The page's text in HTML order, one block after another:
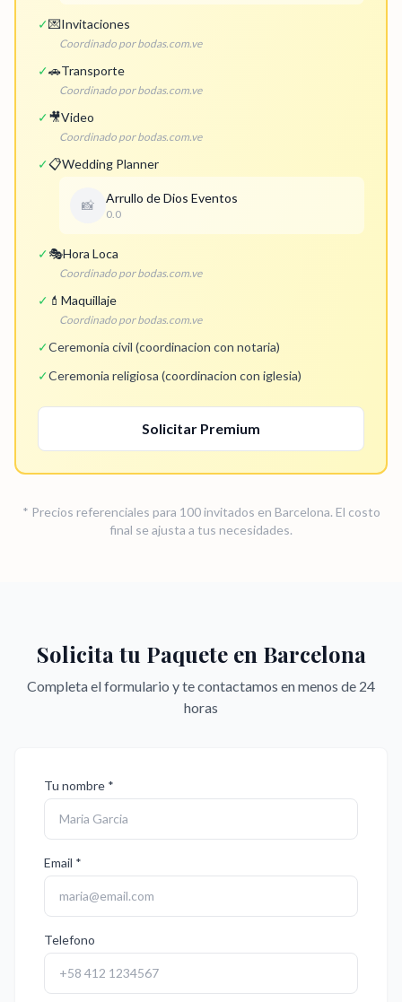
✓💌Invitaciones
Coordinado por bodas.com.ve
✓🚗Transporte
Coordinado por bodas.com.ve
✓🎥Video
Coordinado por bodas.com.ve
✓📋Wedding Planner
📸 Arrullo de Dios Eventos
0.0
✓🎭Hora Loca
Coordinado por bodas.com.ve
✓ 💄 Maquillaje
Coordinado por bodas.com.ve
✓Ceremonia civil (coordinacion con notaria)
✓Ceremonia religiosa (coordinacion con iglesia)
Solicitar Premium
* Precios referenciales para 100 invitados en Barcelona. El costo
final se ajusta a tus necesidades.
Solicita tu Paquete en Barcelona
Completa el formulario y te contactamos en menos de 24
horas
Tu nombre *
Email *
Telefono